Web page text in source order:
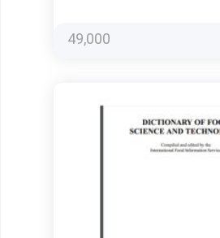
49,000